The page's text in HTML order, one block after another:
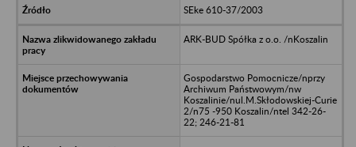
SEke 610-37/2003
ARK-BUD Spółka z o.o. /nKoszalin
Gospodarstwo Pomocnicze/nprzy
Archiwum Państwowym/nw
Koszalinie/nul.M.Skłodowskiej-Curie
2/n75 -950 Koszalin/ntel 342-26-
22; 246-21-81